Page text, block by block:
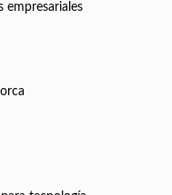
empresariales